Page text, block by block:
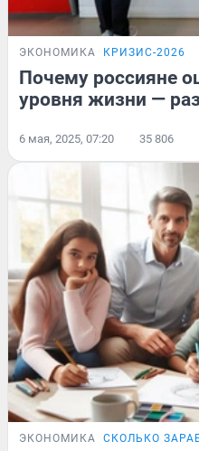
ЭКОНОМИКА КРИЗИС-2026
Почему россияне
уровня жизни —
6 мая, 2025, 07:20 35 806
ЭКОНОМИКА СКОЛЬКО